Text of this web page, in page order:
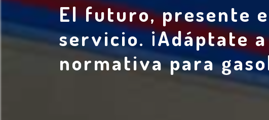
El futuro, presente
servicio. ¡Adáptate
normativa para